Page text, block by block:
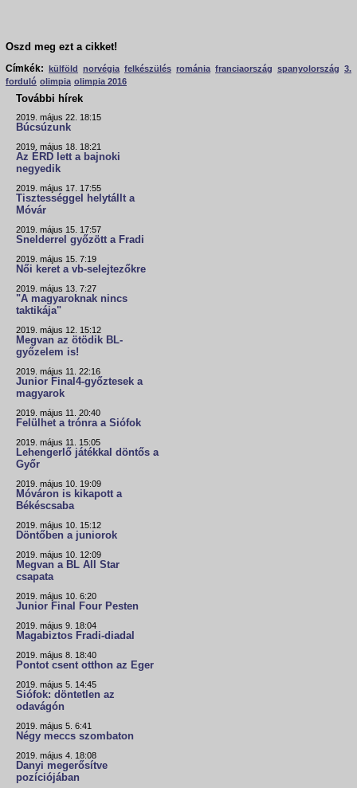
Oszd meg ezt a cikket!
Címkék:
külföld norvégia felkészülés románia franciaország spanyolország 3.
forduló olimpia olimpia 2016
További hírek
2019. május 22. 18:15
Búcsúzunk
2019. május 18. 18:21
Az ÉRD lett a bajnoki
negyedik
2019. május 17. 17:55
Tisztességgel helytállt a
Móvár
2019. május 15. 17:57
Snelderrel győzött a Fradi
2019. május 15. 7:19
Női keret a vb-selejtezőkre
2019. május 13. 7:27
"A magyaroknak nincs
taktikája"
2019. május 12. 15:12
Megvan az ötödik BL-
győzelem is!
2019. május 11. 22:16
Junior Final4-győztesek a
magyarok
2019. május 11. 20:40
Felülhet a trónra a Siófok
2019. május 11. 15:05
Lehengerlő játékkal döntős a
Győr
2019. május 10. 19:09
Móváron is kikapott a
Békéscsaba
2019. május 10. 15:12
Döntőben a juniorok
2019. május 10. 12:09
Megvan a BL All Star
csapata
2019. május 10. 6:20
Junior Final Four Pesten
2019. május 9. 18:04
Magabiztos Fradi-diadal
2019. május 8. 18:40
Pontot csent otthon az Eger
2019. május 5. 14:45
Siófok: döntetlen az
odavágón
2019. május 5. 6:41
Négy meccs szombaton
2019. május 4. 18:08
Danyi megerősítve
pozíciójában